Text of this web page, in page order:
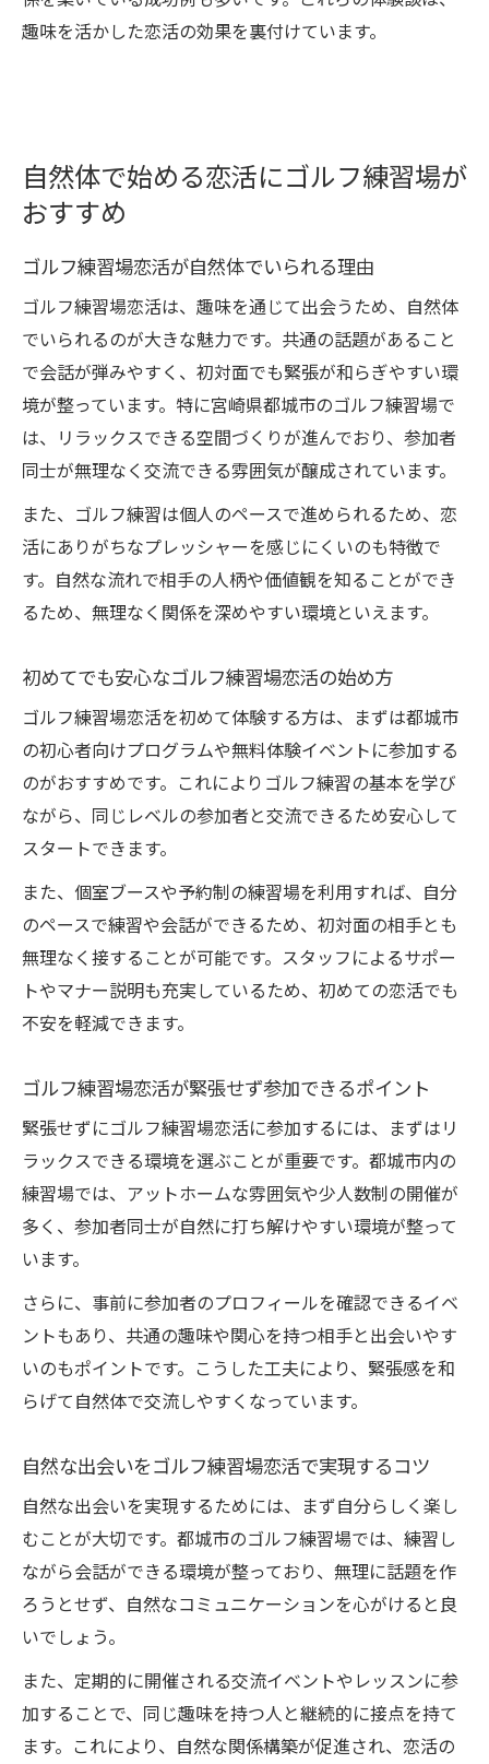
趣味を活かした恋活の効果を裏付けています。
自然体で始める恋活にゴルフ練習場が
おすすめ
ゴルフ練習場恋活が自然体でいられる理由
ゴルフ練習場恋活は、趣味を通じて出会うため、自然体
でいられるのが大きな魅力です。共通の話題があること
で会話が弾みやすく、初対面でも緊張が和らぎやすい環
境が整っています。特に宮崎県都城市のゴルフ練習場で
は、リラックスできる空間づくりが進んでおり、参加者
同士が無理なく交流できる雰囲気が醸成されています。
また、ゴルフ練習は個人のペースで進められるため、恋
活にありがちなプレッシャーを感じにくいのも特徴で
す。自然な流れで相手の人柄や価値観を知ることができ
るため、無理なく関係を深めやすい環境といえます。
初めてでも安心なゴルフ練習場恋活の始め方
ゴルフ練習場恋活を初めて体験する方は、まずは都城市
の初心者向けプログラムや無料体験イベントに参加する
のがおすすめです。これによりゴルフ練習の基本を学び
ながら、同じレベルの参加者と交流できるため安心して
スタートできます。
また、個室ブースや予約制の練習場を利用すれば、自分
のペースで練習や会話ができるため、初対面の相手とも
無理なく接することが可能です。スタッフによるサポー
トやマナー説明も充実しているため、初めての恋活でも
不安を軽減できます。
ゴルフ練習場恋活が緊張せず参加できるポイント
緊張せずにゴルフ練習場恋活に参加するには、まずはリ
ラックスできる環境を選ぶことが重要です。都城市内の
練習場では、アットホームな雰囲気や少人数制の開催が
多く、参加者同士が自然に打ち解けやすい環境が整って
います。
さらに、事前に参加者のプロフィールを確認できるイベ
ントもあり、共通の趣味や関心を持つ相手と出会いやす
いのもポイントです。こうした工夫により、緊張感を和
らげて自然体で交流しやすくなっています。
自然な出会いをゴルフ練習場恋活で実現するコツ
自然な出会いを実現するためには、まず自分らしく楽し
むことが大切です。都城市のゴルフ練習場では、練習し
ながら会話ができる環境が整っており、無理に話題を作
ろうとせず、自然なコミュニケーションを心がけると良
いでしょう。
また、定期的に開催される交流イベントやレッスンに参
加することで、同じ趣味を持つ人と継続的に接点を持て
ます。これにより、自然な関係構築が促進され、恋活の